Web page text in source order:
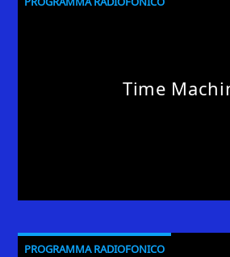
Time
PROGRAMMA RADIOFONICO